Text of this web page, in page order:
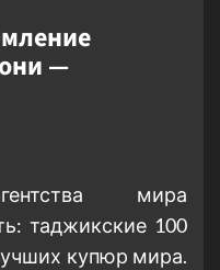
—
мира
таджикские 100
купюр мира.